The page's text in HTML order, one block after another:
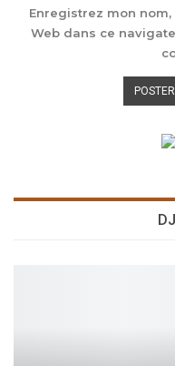
Enregistrez mon
Web dans ce